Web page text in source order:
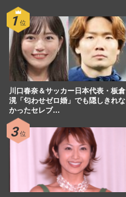
川口春奈＆サッカー日本代表・板倉
滉「匂わせゼロ婚」でも隠しきれな
かったセレブ…